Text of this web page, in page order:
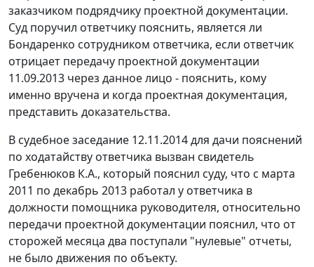
заказчиком подрядчику проектной документации.
Суд поручил ответчику пояснить, является ли
Бондаренко сотрудником ответчика, если ответчик
отрицает передачу проектной документации
11.09.2013 через данное лицо - пояснить, кому
именно вручена и когда проектная документация,
представить доказательства.
В судебное заседание 12.11.2014 для дачи пояснений
по ходатайству ответчика вызван свидетель
Гребенюков К.А., который пояснил суду, что с марта
2011 по декабрь 2013 работал у ответчика в
должности помощника руководителя, относительно
передачи проектной документации пояснил, что от
сторожей месяца два поступали "нулевые" отчеты,
не было движения по объекту.